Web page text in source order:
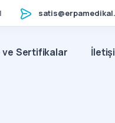
ve Sertifikalar